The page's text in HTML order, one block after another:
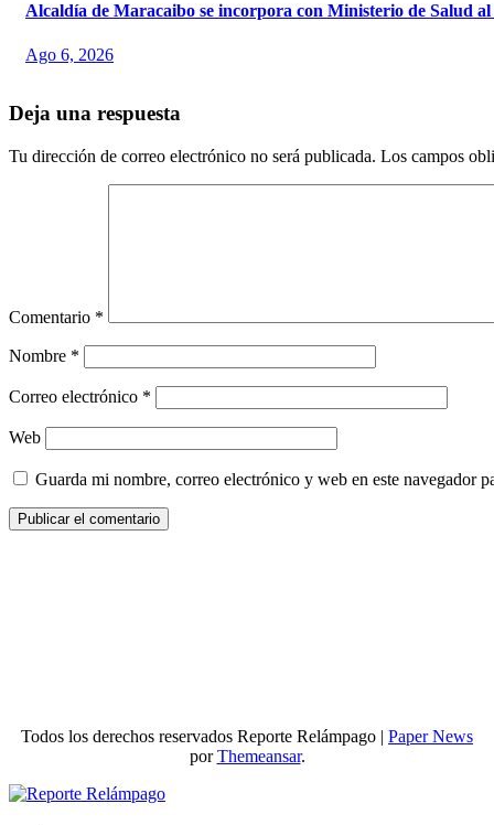
Alcaldía de Maracaibo se incorpora con Ministerio de Salud
Ago 6, 2026
Deja una respuesta
Tu dirección de correo electrónico no será publicada. Los campos
Comentario *
Nombre *
Correo electrónico *
Web
Guarda mi nombre, correo electrónico y web en este navegador
Todos los derechos reservados Reporte Relámpago | Paper News
porThemeansar.